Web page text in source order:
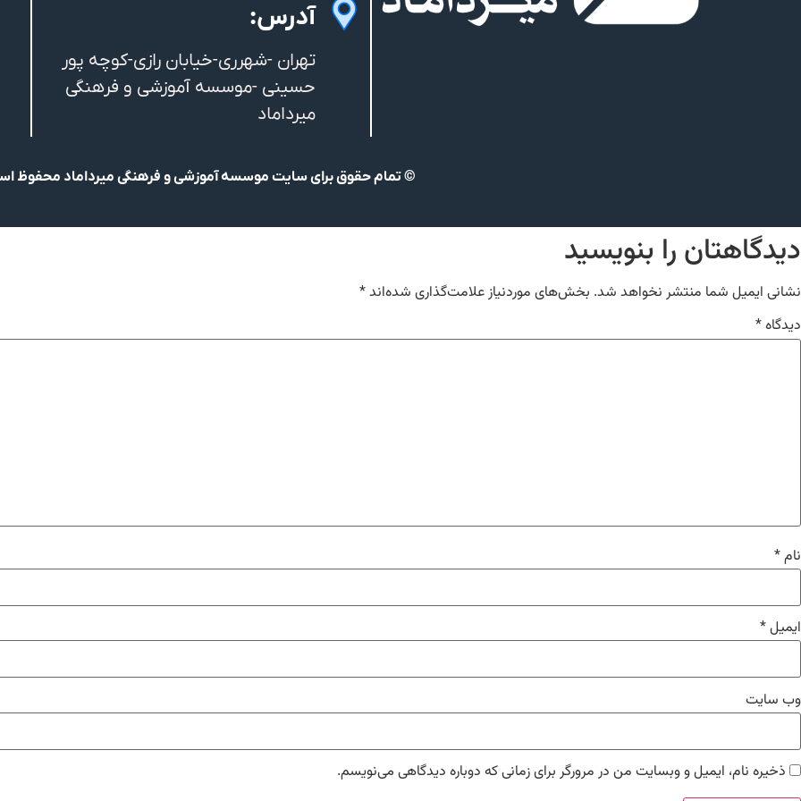
آدرس:
تهران -شهرری-خیابان رازی-کوچه پور
حسینی -موسسه آموزشی و فرهنگی
میرداماد
© تمام حقوق برای سایت موسسه آموزشی و فرهنگی میرداماد محفوظ
دیدگاهتان را بنویسید
نشانی ایمیل شما منتشر نخواهد شد. بخش‌های موردنیاز علامت‌گذاری شده‌اند*
دیدگاه*
نام*
ایمیل*
وب‌ سایت
ذخیره نام، ایمیل و وبسایت من در مرورگر برای زمانی که دوباره دیدگاهی می‌نویسم.